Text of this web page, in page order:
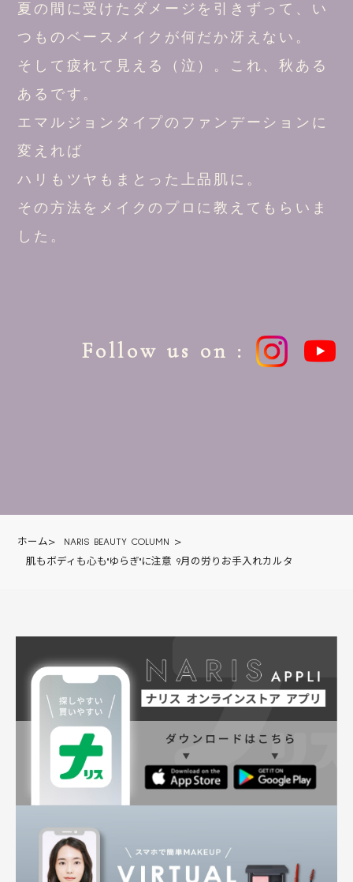
夏の間に受けたダメージを引きずって、い
つものベースメイクが何だか冴えない。
そして疲れて見える（泣）。これ、秋ある
あるです。
エマルジョンタイプのファンデーションに
変えれば
ハリもツヤもまとった上品肌に。
その方法をメイクのプロに教えてもらいま
した。
Follow us on :
ホーム> NARIS BEAUTY COLUMN
>
肌もボディも心も"ゆらぎ"に注意 9月の労りお手入れカルタ